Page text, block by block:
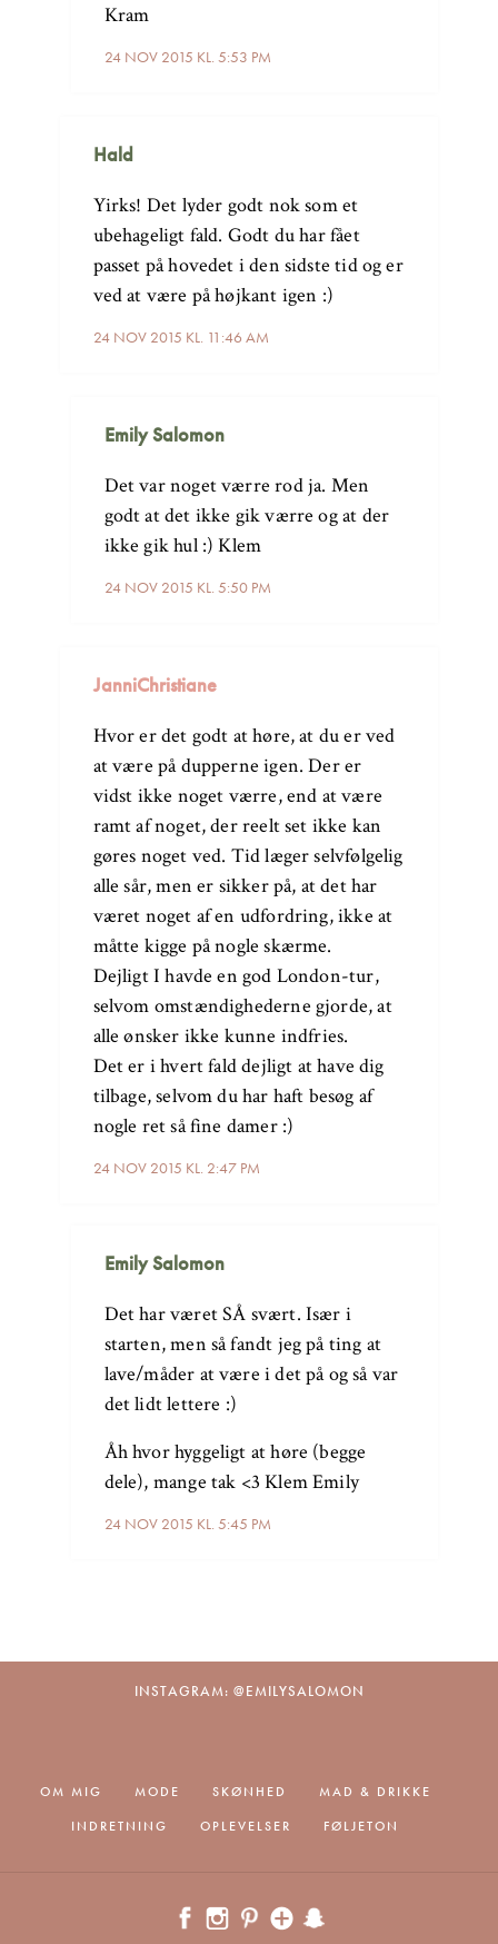
24 NOV 2015 KL. 5:53 PM
Kram
Hald
24 NOV 2015 KL. 11:46 AM
Yirks! Det lyder godt nok som et
ubehageligt fald. Godt du har fået
passet på hovedet i den sidste tid og er
ved at være på højkant igen :)
Emily Salomon
24 NOV 2015 KL. 5:50 PM
Det var noget værre rod ja. Men
godt at det ikke gik værre og at der
ikke gik hul :) Klem
JanniChristiane
24 NOV 2015 KL. 2:47 PM
Hvor er det godt at høre, at du er ved
at være på dupperne igen. Der er
vidst ikke noget værre, end at være
ramt af noget, der reelt set ikke kan
gøres noget ved. Tid læger selvfølgelig
alle sår, men er sikker på, at det har
været noget af en udfordring, ikke at
måtte kigge på nogle skærme.
Dejligt I havde en god London-tur,
selvom omstændighederne gjorde, at
alle ønsker ikke kunne indfries.
Det er i hvert fald dejligt at have dig
tilbage, selvom du har haft besøg af
nogle ret så fine damer :)
Emily Salomon
24 NOV 2015 KL. 5:45 PM
Det har været SÅ svært. Især i
starten, men så fandt jeg på ting at
lave/måder at være i det på og så var
det lidt lettere :)
Åh hvor hyggeligt at høre (begge
dele), mange tak <3 Klem Emily
INSTAGRAM: @EMILYSALOMON
OM MIG MODE SKØNHED
MAD & DRIKKE
INDRETNING
OPLEVELSER FØLJETON